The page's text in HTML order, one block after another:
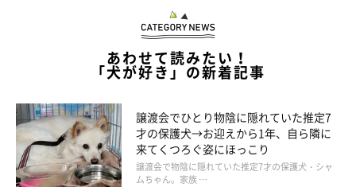
あわせて読みたい！
「犬が好き」の新着記事
譲渡会でひとり物陰に隠れていた推定7
才の保護犬→お迎えから1年、自ら隣に
来てくつろぐ姿にほっこり
譲渡会で物陰に隠れていた推定7才の保護犬・シャ
ムちゃん。家族 …